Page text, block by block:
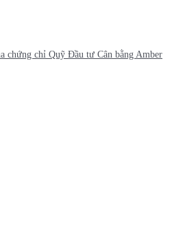
chứng chỉ Quỹ Đầu tư Cân bằng Amber